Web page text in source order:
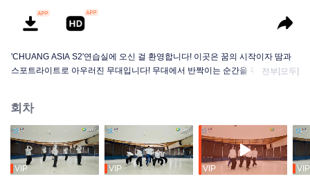
'CHUANG ASIA S2'연습실에 오신 걸 환영합니다! 이곳은 꿈의 시작이자 땀과
스포트라이트로 아우러진 무대입니다! 무대에서 반짝이는 순간을 위해 밤낮을
전부[모두]
회차
VIP VIP VIP VIP